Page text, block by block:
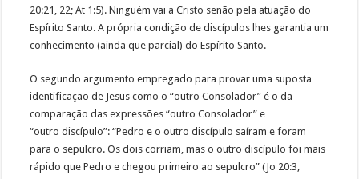
20:21, 22; At 1:5). Ninguém vai a Cristo senão pela atuação do
Espírito Santo. A própria condição de discípulos lhes garantia um
conhecimento (ainda que parcial) do Espírito Santo.
O segundo argumento empregado para provar uma suposta
identificação de Jesus como o “outro Consolador” é o da
comparação das expressões “outro Consolador” e
“outro discípulo”: “Pedro e o outro discípulo saíram e foram
para o sepulcro. Os dois corriam, mas o outro discípulo foi mais
rápido que Pedro e chegou primeiro ao sepulcro” (Jo 20:3,